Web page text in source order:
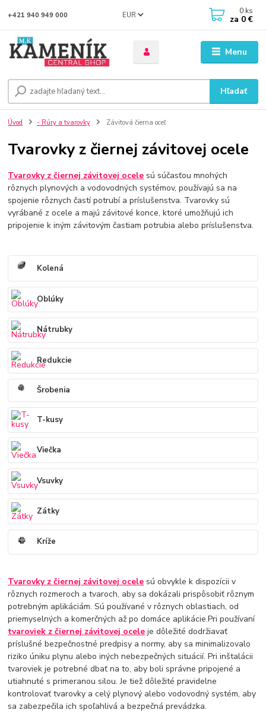
Menu
EUR
Hľadať
+421 940 949 000 0 ks
za 0 €
Úvod - Rúry a tvarovky Závitová čierna oceľ
Tvarovky z čiernej závitovej ocele
Tvarovky z čiernej závitovej ocele sú súčasťou mnohých
rôznych plynových a vodovodných systémov, používajú sa na
spojenie rôznych častí potrubí a príslušenstva. Tvarovky sú
vyrábané z ocele a majú závitové konce, ktoré umožňujú ich
pripojenie k iným závitovým častiam potrubia alebo príslušenstva.
Kolená
Oblúky
Nátrubky
Redukcie
Šrobenia
T-kusy
Viečka
Vsuvky
Zátky
Kríže
Tvarovky z čiernej závitovej ocele sú obvykle k dispozícii v
rôznych rozmeroch a tvaroch, aby sa dokázali prispôsobiť rôznym
potrebným aplikáciám. Sú používané v rôznych oblastiach, od
priemyselných a komerčných až po domáce aplikácie.Pri používaní
tvaroviek z čiernej závitovej ocele je dôležité dodržiavať
príslušné bezpečnostné predpisy a normy, aby sa minimalizovalo
riziko úniku plynu alebo iných nebezpečných situácií. Pri inštalácii
tvaroviek je potrebné dbať na to, aby boli správne pripojené a
utiahnuté s primeranou silou. Je tiež dôležité pravidelne
kontrolovať tvarovky a celý plynový alebo vodovodný systém, aby
sa zabezpečila ich spoľahlivá a bezpečná prevádzka.